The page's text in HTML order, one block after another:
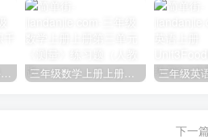
三年级数学上册第1课时认识千克（苏教版） 三年级数学上册上册第三单元《测量》练习题（人教版）
下一篇